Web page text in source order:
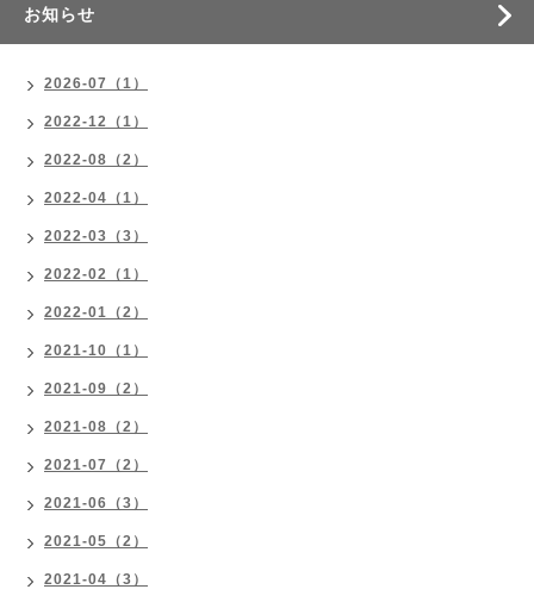
お知らせ
2026-07（1）
2022-12（1）
2022-08（2）
2022-04（1）
2022-03（3）
2022-02（1）
2022-01（2）
2021-10（1）
2021-09（2）
2021-08（2）
2021-07（2）
2021-06（3）
2021-05（2）
2021-04（3）